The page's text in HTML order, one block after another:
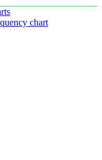
chart